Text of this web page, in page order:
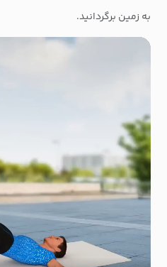
به زمین برگردانید.